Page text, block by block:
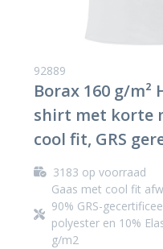
92889
Borax 160 g/m²
shirt met korte
cool fit, GRS
3183 op voorraad
Gaas met cool fit
90% GRS-
polyester en 10%
g/m2